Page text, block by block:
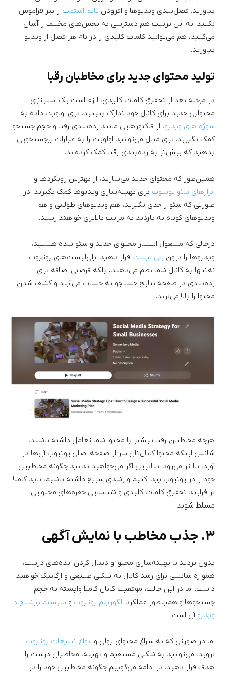
بیاورید. فصل‌بندی ویدیوها و افزودن تایم استمپ را نیز فراموش
نکنید. به این ترتیب هم دسترسی به بخش‌های مختلف را آسان
می‌کنید، هم می‌توانید کلمات کلیدی را در نام هر فصل از ویدیو
بیاورید.
تولید محتوای جدید برای مخاطبان رقبا
در مرحله بعد از تحقیق کلمات کلیدی، لازم است یک استراتژی
محتوایی جدید برای کانال خود تدارک ببینید. برای اولویت داده به
سوژه های ویدیو، از فاکتورهایی مانند رده‌بندی رقبا و حجم جستجو
کمک بگیرید. برای مثال می‌توانید اولویت را به عبارات پرجستجویی
بدهید که پیش‌تر به رده‌بندی رقبا کمک کرده‌اند.
همین‌طور که محتوای جدید می‌سازید، از بهترین رویکردها و
ابزارهای سئو یوتیوب برای بهینه‌سازی ویدیوها کمک بگیرید. در
صورتی که سئو را جدی بگیرید، هم ویدیوهای طولانی و هم
ویدیوهای کوتاه به بازدید به مراتب بالاتری خواهند رسید.
درحالی که مشغول انتشار محتوای جدید و سئو شده هستید،
ویدیوها را درون پلی لیست قرار دهید. پلی‌لیست‌های یوتیوب
نه‌تنها به کانال شما نظم می‌دهند، بلکه فرصتی اضافه برای
رده‌بندی در صفحه نتایج جستجو به حساب می‌آیند و کشف شدن
محتوا را بالا می‌برند.
هرچه مخاطبان رقبا بیشتر با محتوا شما تعامل داشته باشند،
شانس اینکه محتوا کانال‌تان سر از صفحه اصلی یوتیوب آن‌ها در
آورد، بالاتر می‌رود. بنابراین اگر می‌خواهید بدانید چگونه مخاطبین
خود را در یوتیوب پیدا کنیم و رشدی سریع داشته باشیم، باید کاملا
بر فرایند تحقیق کلمات کلیدی و شناسایی حفره‌های محتوایی
مسلط شوید.
۳. جذب مخاطب با نمایش آگهی
بدون تردید با بهینه‌سازی محتوا و دنبال کردن ایده‌های درست،
همواره شانسی برای رشد کانال به شکلی طبیعی و ارگانیک خواهید
داشت. اما در این حالت، موفقیت کانال کاملا وابسته به حجم
جستجوها و همینطور عملکرد الگوریتم یوتیوب و سیستم پیشنهاد
ویدیو آن است.
اما در صورتی که به سراغ محتوای پولی و انواع تبلیغات یوتیوب
بروید، می‌توانید به شکلی مستقیم و بهینه، مخاطبان درست را
هدف قرار دهید. در ادامه می‌گوییم چگونه مخاطبین خود را در